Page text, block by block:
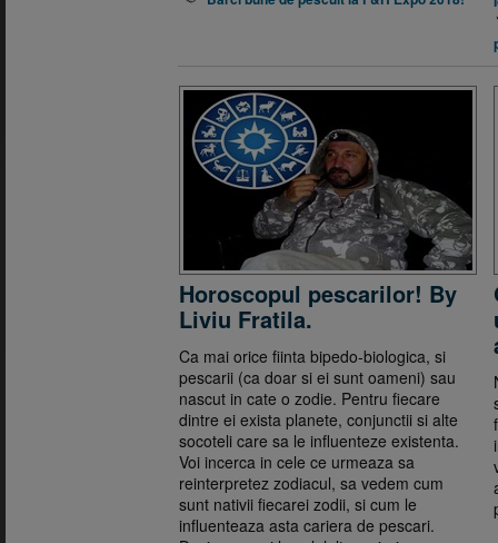
Horoscopul pescarilor! By
Liviu Fratila.
Ca mai orice fiinta bipedo-biologica, si
pescarii (ca doar si ei sunt oameni) sau
nascut in cate o zodie. Pentru fiecare
dintre ei exista planete, conjunctii si alte
socoteli care sa le influenteze existenta.
Voi incerca in cele ce urmeaza sa
reinterpretez zodiacul, sa vedem cum
sunt nativii fiecarei zodii, si cum le
influenteaza asta cariera de pescari.